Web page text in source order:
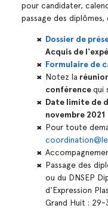
pour candidater,
passage des
Dossier de
Acquis de
Formulaire de
Notez la
conférencequi
Date limite de
novembre 2021
Pour toute
Passage des
ou du DNSEP
d'Expression
Grand Huit :